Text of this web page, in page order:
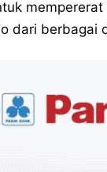
dari berbagai